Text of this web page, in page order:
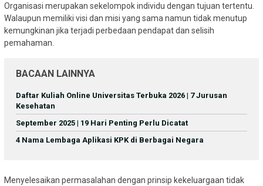
Organisasi merupakan sekelompok individu dengan tujuan tertentu.
Walaupun memiliki visi dan misi yang sama namun tidak menutup
kemungkinan jika terjadi perbedaan pendapat dan selisih
pemahaman.
BACAAN LAINNYA
Daftar Kuliah Online Universitas Terbuka 2026 | 7 Jurusan
Kesehatan
September 2025 | 19 Hari Penting Perlu Dicatat
4 Nama Lembaga Aplikasi KPK di Berbagai Negara
Menyelesaikan permasalahan dengan prinsip kekeluargaan tidak